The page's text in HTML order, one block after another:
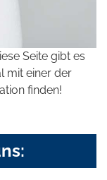
Seite gibt es
mit einer der
finden!